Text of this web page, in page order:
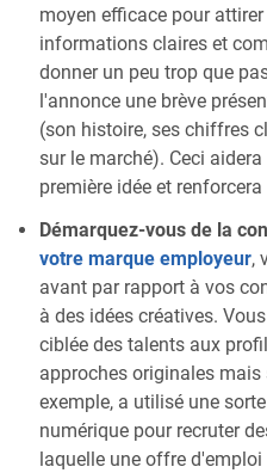
moyen efficace pour
informations claires et
donner un peu trop que
l'annonce une brève
(son histoire, ses chiffres
sur le marché). Ceci
première idée et
Démarquez-vous de la
votre marque employeur,
avant par rapport à vos
à des idées créatives.
ciblée des talents aux
approches originales mais
exemple, a utilisé une
numérique pour recruter
laquelle une offre